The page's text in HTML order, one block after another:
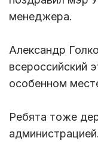
менеджера.
Александр
всероссийский
особенном
Ребята тоже
администрацией.